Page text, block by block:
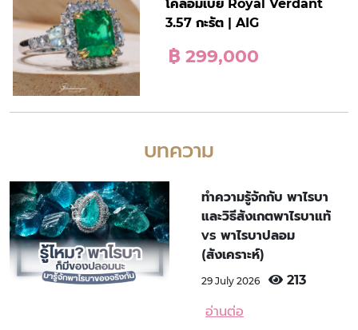
โคลอมเบีย Royal Verdant
3.57 กะรัต | AIG
฿ 299,000
บทความ
ทำความรู้จักกับ พาไรบา
และวิธีสังเกตพาไรบาแท้
vs พาไรบาปลอม
(สังเคราะห์)
29 July 2026 213
อ่านต่อ